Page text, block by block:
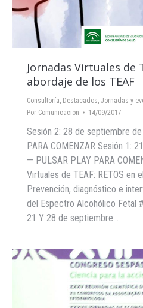
Jornadas Virtuales de
abordaje de los TEAF
Consultoría, Destacados, Jornadas y
Por Comunicacion 14/09/2017
Sesión 2: 28 de septiembre
PARA COMENZAR Sesión 1:
— PULSAR PLAY PARA
Virtuales de TEAF: RETOS en
Prevención, diagnóstico e
del Espectro Alcohólico Fetal
21 Y 28 de septiembre…